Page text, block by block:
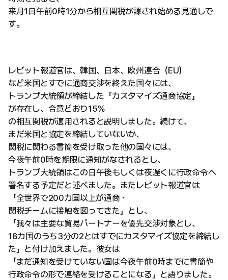
来月1日午前0時1分から相互関税が課され始める見通しで
す。
レビット報道官は、韓国、日本、欧州連合（EU）
など米国とすでに通商交渉を終えた国々には、
トランプ大統領が締結した「カスタマイズ通商協定」
が存在し、合意どおり15％
の相互関税が適用されると説明しました。続けて、
まだ米国と協定を締結していないか、
関税に関わる書簡を受け取った他の国々には、
今夜午前0時を期限に通知がなされるとし、
トランプ大統領はこの日午後もしくは夜遅くに行政命令へ
署名する予定だと述べました。またレビット報道官は
「全世界で200カ国以上が通商・
関税チームに接触を図ってきた」とし、
「我々は主要な貿易パートナーを優先交渉対象とし、
18カ国のうち3分の2とはすでにカスタマイズ協定を締結し
た」と付け加えました。彼女は
「まだ通知を受けていない国は今夜午前0時までに書簡や
行政命令の形で連絡を受けることになる」と語りました。